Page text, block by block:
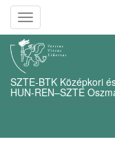
Toggle
navigation
SZTE-BTK Középkori
HUN-REN–SZTE